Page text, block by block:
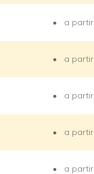
a
a
a
a
a